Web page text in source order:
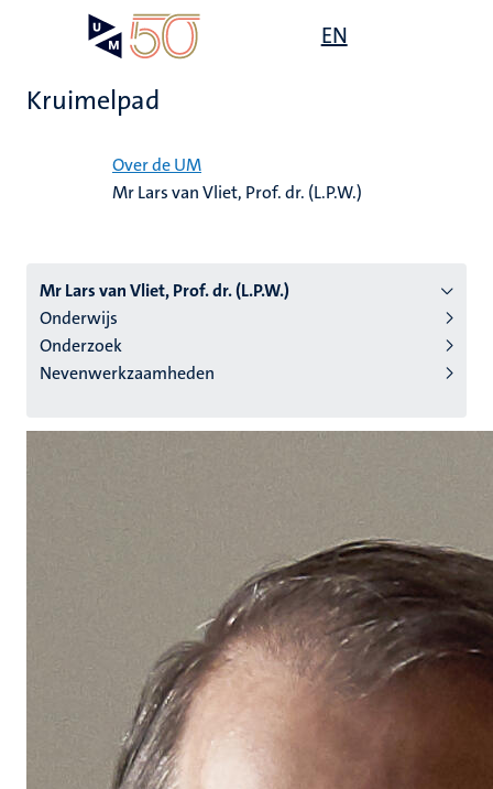
EN
Kruimelpad
Over de UM
Mr Lars van Vliet, Prof. dr. (L.P.W.)
Mr Lars van Vliet, Prof. dr. (L.P.W.)
Onderwijs
Onderzoek
Nevenwerkzaamheden